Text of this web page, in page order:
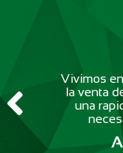
Vivimos
la venta
una